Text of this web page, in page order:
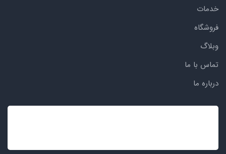
خدمات
فروشگاه
وبلاگ
تماس با ما
درباره ما